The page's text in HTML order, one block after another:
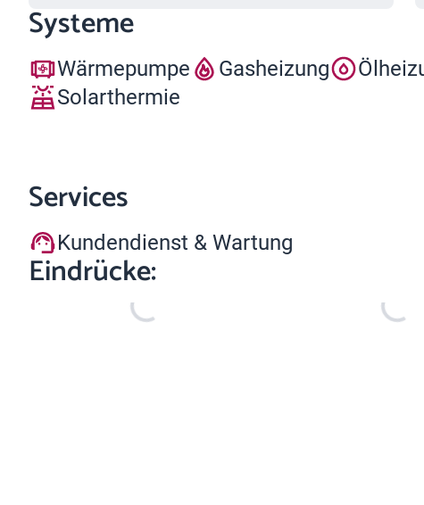
Systeme
Wärmepumpe Gasheizung
Solarthermie
Services
Kundendienst & Wartung
Eindrücke: